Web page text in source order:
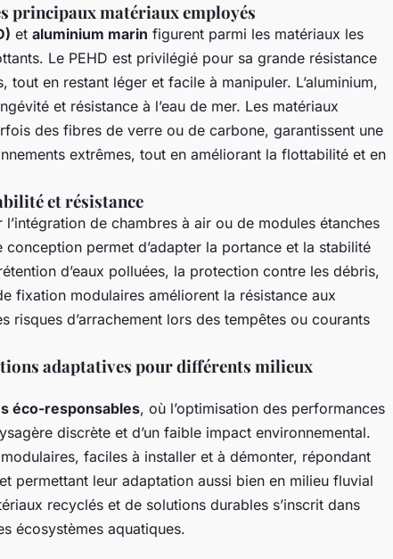
principaux matériaux employés
et aluminium marin figurent parmi les matériaux les
Le PEHD est privilégié pour sa grande résistance
en restant léger et facile à manipuler. L’aluminium,
et résistance à l’eau de mer. Les matériaux
des fibres de verre ou de carbone, garantissent une
extrêmes, tout en améliorant la flottabilité et en
et résistance
l’intégration de chambres à air ou de modules étanches
permet d’adapter la portance et la stabilité
d’eaux polluées, la protection contre les débris,
fixation modulaires améliorent la résistance aux
risques d’arrachement lors des tempêtes ou courants
adaptatives pour différents milieux
éco-responsables, où l’optimisation des performances
discrète et d’un faible impact environnemental.
faciles à installer et à démonter, répondant
permettant leur adaptation aussi bien en milieu fluvial
recyclés et de solutions durables s’inscrit dans
écosystèmes aquatiques.